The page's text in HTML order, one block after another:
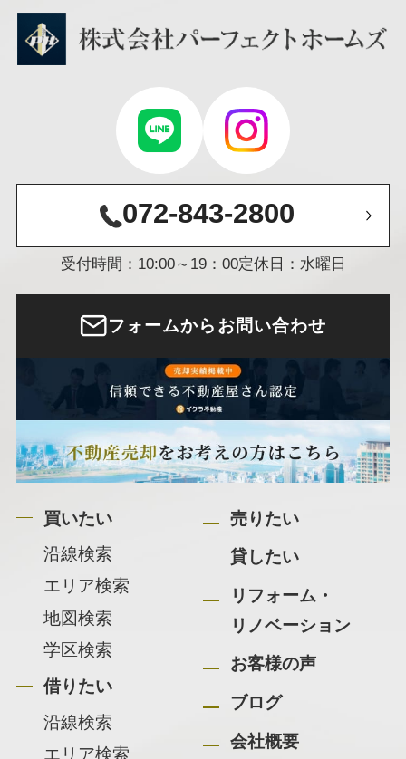
072-843-2800
受付時間：10:00～19：00定休日：水曜日
フォームからお問い合わせ
買いたい
沿線検索
エリア検索
地図検索
学区検索
借りたい
沿線検索
エリア検索
売りたい
貸したい
リフォーム・
リノベーション
お客様の声
ブログ
会社概要